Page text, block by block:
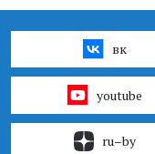
вк
youtube
ru–by